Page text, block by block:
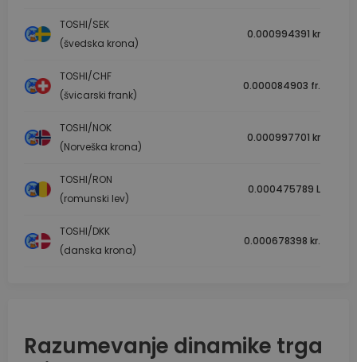
TOSHI/SEK
(švedska krona)
0.000994391 kr
TOSHI/CHF
(švicarski frank)
0.000084903 fr.
TOSHI/NOK
(Norveška krona)
0.000997701 kr
TOSHI/RON
(romunski lev)
0.000475789 L
TOSHI/DKK
(danska krona)
0.000678398 kr.
Razumevanje dinamike trga